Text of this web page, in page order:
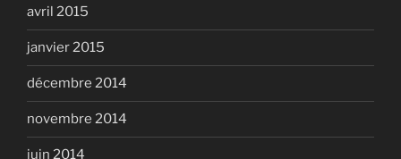
avril 2015
janvier 2015
décembre 2014
novembre 2014
juin 2014